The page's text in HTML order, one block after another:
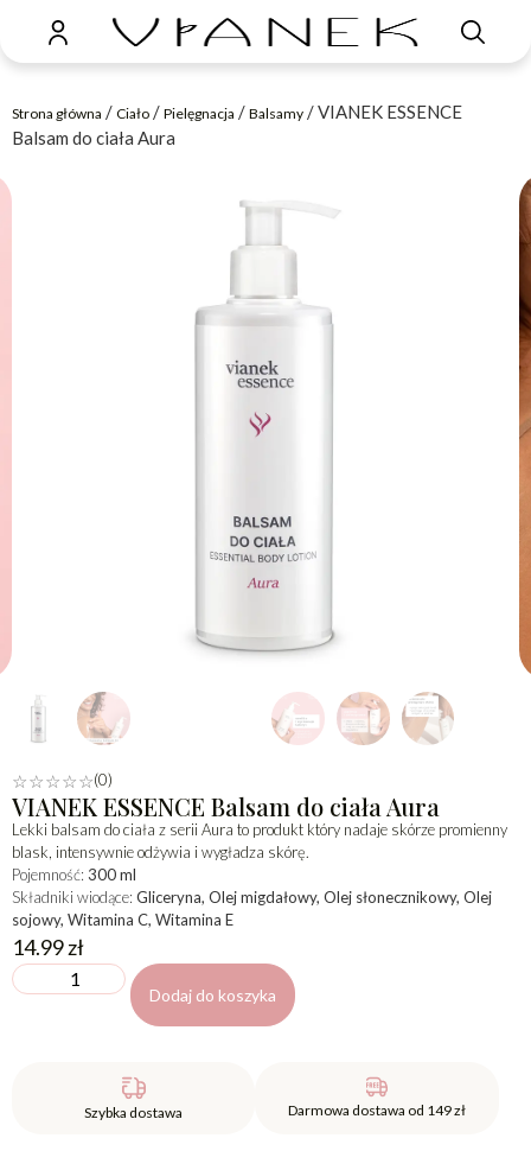
Strona główna / Ciało / Pielęgnacja / Balsamy / VIANEK ESSENCE
Balsam do ciała Aura
☆☆☆☆☆(0)
VIANEK ESSENCE Balsam do ciała Aura
Lekki balsam do ciała z serii Aura to produkt który nadaje skórze promienny
blask, intensywnie odżywia i wygładza skórę.
Pojemność: 300 ml
Składniki wiodące: Gliceryna, Olej migdałowy, Olej słonecznikowy, Olej
sojowy, Witamina C, Witamina E
14.99zł
Dodaj do koszyka
Szybka dostawa Darmowa dostawa od 149 zł